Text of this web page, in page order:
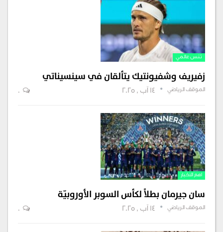
تنس عالمي
زفيريف وشفيونتيك يتألقان في سينسيناتي
الموقف الرياضي 14 آب , 2025 0
اهم الاخبار
سان جيرمان بطلاً لكأس السوبر الأوروبيّة
الموقف الرياضي 14 آب , 2025 0